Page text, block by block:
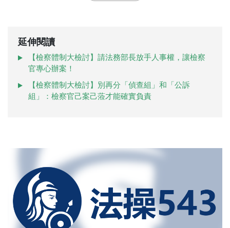
延伸閱讀
【檢察體制大檢討】請法務部長放手人事權，讓檢察
官專心辦案！
【檢察體制大檢討】別再分「偵查組」和「公訴
組」：檢察官己案己蒞才能確實負責